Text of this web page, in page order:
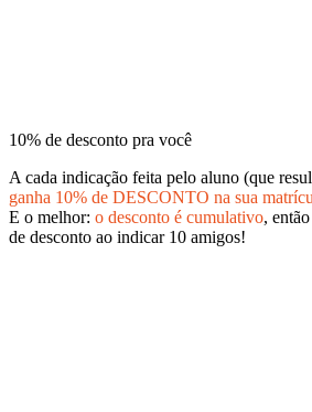
10% de desconto pra você
A cada indicação feita pelo aluno (que
ganha 10% de DESCONTO na sua
E o melhor: o desconto é cumulativo,
de desconto ao indicar 10 amigos!